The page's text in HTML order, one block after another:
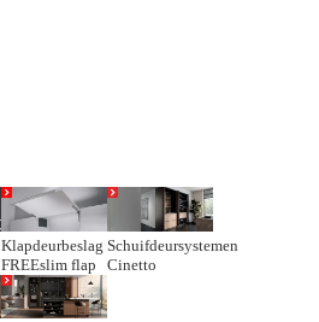
Klapdeurbeslag
FREEslim flap
Schuifdeursystemen
Cinetto